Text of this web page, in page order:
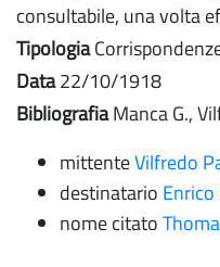
consultabile, una volta
Tipologia
Data22/10/1918
BibliografiaManca G.,
mittenteVilfredo
destinatario
nome citato